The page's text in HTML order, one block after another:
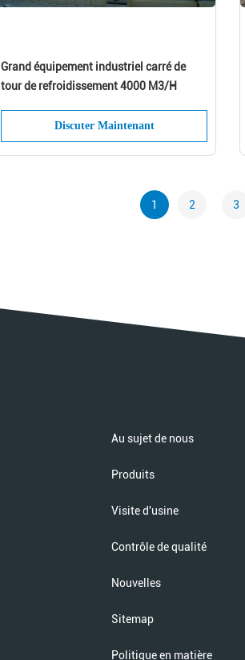
Grand équipement industriel carré de
tour de refroidissement 4000 M3/H
Discuter Maintenant
1 2 3
Au sujet de nous
Produits
Visite d'usine
Contrôle de qualité
Nouvelles
Sitemap
Politique en matière